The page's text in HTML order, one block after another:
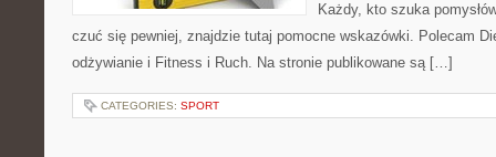
Każdy, kto szuka
czuć się pewniej, znajdzie tutaj pomocne wskazówki. Polecam
odżywianie i Fitness i Ruch. Na stronie publikowane są […]
CATEGORIES: SPORT